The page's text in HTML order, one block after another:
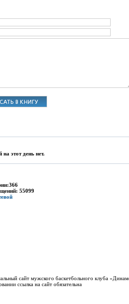
этот день нет.
55099
сайт мужского баскетбольного клуба
ссылка на сайт обязательна